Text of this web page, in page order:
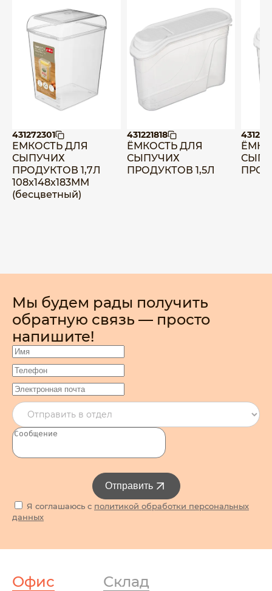
431272301
ЕМКОСТЬ ДЛЯ
СЫПУЧИХ
ПРОДУКТОВ 1,7Л
108x148x183ММ
(бесцветный)
431221818
ЁМКОСТЬ ДЛЯ
СЫПУЧИХ
ПРОДУКТОВ 1,5Л
Мы будем рады получить
обратную связь — просто
напишите!
Я соглашаюсь с политикой обработки персональных
данных
Отправить
Офис Склад